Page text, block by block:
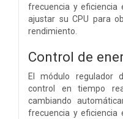
frecuencia y eficiencia
ajustar su CPU para
rendimiento.
Control de
El módulo regulador
control en tiempo
cambiando
frecuencia y eficiencia